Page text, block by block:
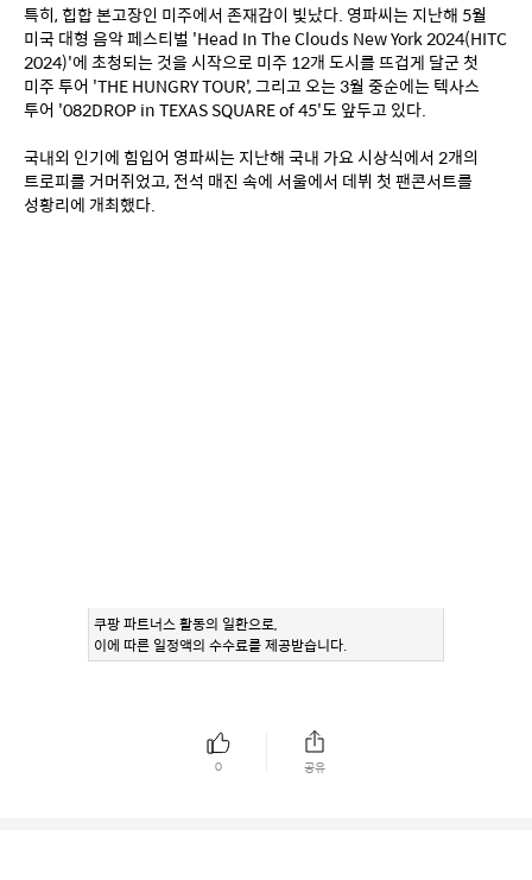
특히, 힙합 본고장인 미주에서 존재감이 빛났다. 영파씨는 지난해 5월
미국 대형 음악 페스티벌 'Head In The Clouds New York 2024(HITC
2024)'에 초청되는 것을 시작으로 미주 12개 도시를 뜨겁게 달군 첫
미주 투어 'THE HUNGRY TOUR', 그리고 오는 3월 중순에는 텍사스
투어 '082DROP in TEXAS SQUARE of 45'도 앞두고 있다.
국내외 인기에 힘입어 영파씨는 지난해 국내 가요 시상식에서 2개의
트로피를 거머쥐었고, 전석 매진 속에 서울에서 데뷔 첫 팬콘서트를
성황리에 개최했다.
쿠팡 파트너스 활동의 일환으로,
이에 따른 일정액의 수수료를 제공받습니다.
0 공유